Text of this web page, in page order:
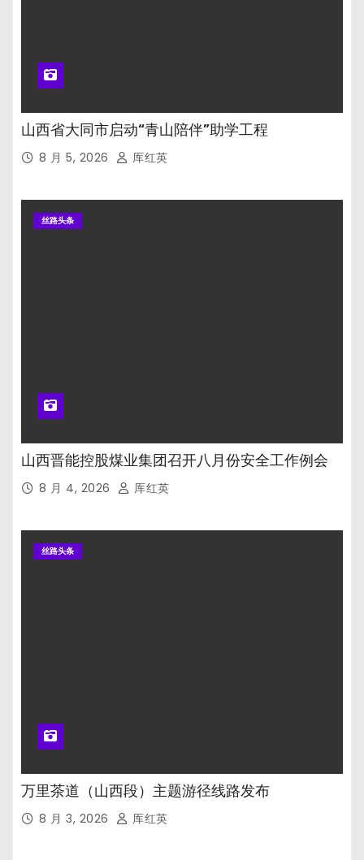
山西省大同市启动“青山陪伴”助学工程
8 月 5, 2026 厍红英
丝路头条
山西晋能控股煤业集团召开八月份安全工作例会
8 月 4, 2026 厍红英
丝路头条
万里茶道（山西段）主题游径线路发布
8 月 3, 2026 厍红英